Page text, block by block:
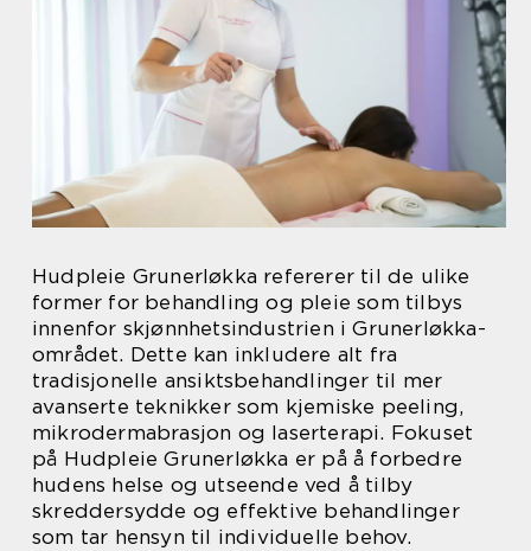
Hudpleie Grunerløkka refererer til de ulike
former for behandling og pleie som tilbys
innenfor skjønnhetsindustrien i Grunerløkka-
området. Dette kan inkludere alt fra
tradisjonelle ansiktsbehandlinger til mer
avanserte teknikker som kjemiske peeling,
mikrodermabrasjon og laserterapi. Fokuset
på Hudpleie Grunerløkka er på å forbedre
hudens helse og utseende ved å tilby
skreddersydde og effektive behandlinger
som tar hensyn til individuelle behov.